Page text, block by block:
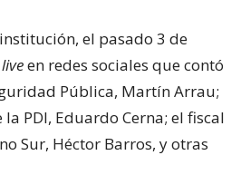
el pasado 3 de
liveen redes sociales que contó
Pública, Martín Arrau;
PDI, Eduardo Cerna; el fiscal
Sur, Héctor Barros, y otras